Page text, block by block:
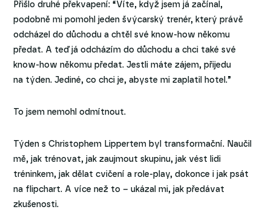
Přišlo druhé překvapení: “Víte, když jsem já začínal,
podobně mi pomohl jeden švýcarský trenér, který právě
odcházel do důchodu a chtěl své know-how někomu
předat. A teď já odcházím do důchodu a chci také své
know-how někomu předat. Jestli máte zájem, přijedu
na týden. Jediné, co chci je, abyste mi zaplatil hotel.”
To jsem nemohl odmítnout.
Týden s Christophem Lippertem byl transformační. Naučil
mě, jak trénovat, jak zaujmout skupinu, jak vést lidi
tréninkem, jak dělat cvičení a role-play, dokonce i jak psát
na flipchart. A více než to – ukázal mi, jak předávat
zkušenosti.